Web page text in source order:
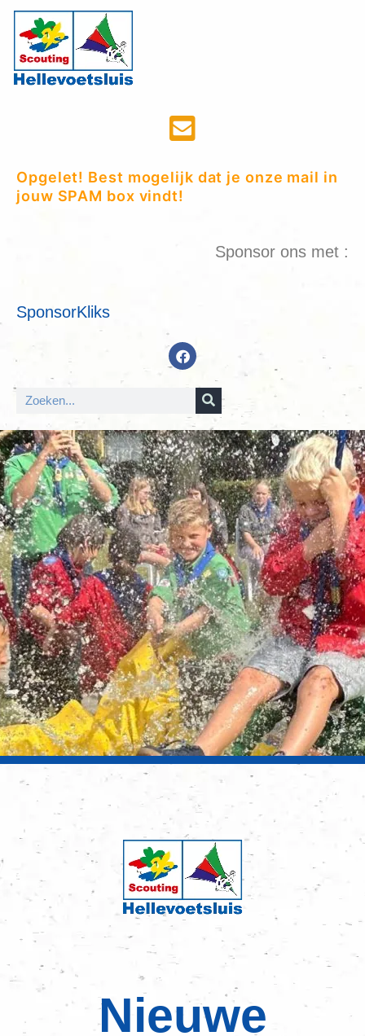
Opgelet! Best mogelijk dat je onze mail in
jouw SPAM box vindt!
Sponsor ons met :
SponsorKliks
Nieuwe